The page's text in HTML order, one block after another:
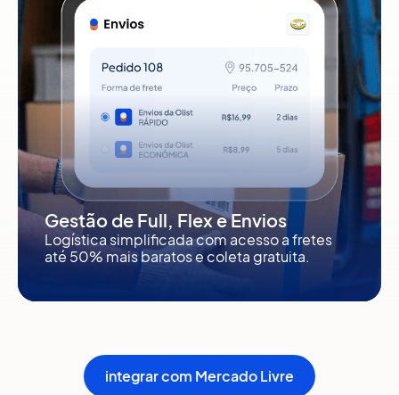
Gestão de Full, Flex e Envios
Logística simplificada com acesso a fretes
até 50% mais baratos e coleta gratuita.
integrar com Mercado Livre